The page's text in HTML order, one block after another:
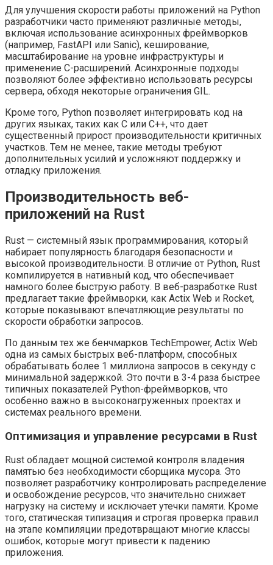
Для улучшения скорости работы приложений на Python
разработчики часто применяют различные методы,
включая использование асинхронных фреймворков
(например, FastAPI или Sanic), кеширование,
масштабирование на уровне инфраструктуры и
применение C-расширений. Асинхронные подходы
позволяют более эффективно использовать ресурсы
сервера, обходя некоторые ограничения GIL.
Кроме того, Python позволяет интегрировать код на
других языках, таких как C или C++, что дает
существенный прирост производительности критичных
участков. Тем не менее, такие методы требуют
дополнительных усилий и усложняют поддержку и
отладку приложения.
Производительность веб-
приложений на Rust
Rust — системный язык программирования, который
набирает популярность благодаря безопасности и
высокой производительности. В отличие от Python, Rust
компилируется в нативный код, что обеспечивает
намного более быструю работу. В веб-разработке Rust
предлагает такие фреймворки, как Actix Web и Rocket,
которые показывают впечатляющие результаты по
скорости обработки запросов.
По данным тех же бенчмарков TechEmpower, Actix Web
одна из самых быстрых веб-платформ, способных
обрабатывать более 1 миллиона запросов в секунду с
минимальной задержкой. Это почти в 3-4 раза быстрее
типичных показателей Python-фреймворков, что
особенно важно в высоконагруженных проектах и
системах реального времени.
Оптимизация и управление ресурсами в Rust
Rust обладает мощной системой контроля владения
памятью без необходимости сборщика мусора. Это
позволяет разработчику контролировать распределение
и освобождение ресурсов, что значительно снижает
нагрузку на систему и исключает утечки памяти. Кроме
того, статическая типизация и строгая проверка правил
на этапе компиляции предотвращают многие классы
ошибок, которые могут привести к падению
приложения.